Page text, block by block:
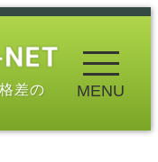
差の MENU